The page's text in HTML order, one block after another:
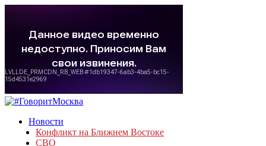
Новости
Конфликт на Ближнем Востоке
СВО